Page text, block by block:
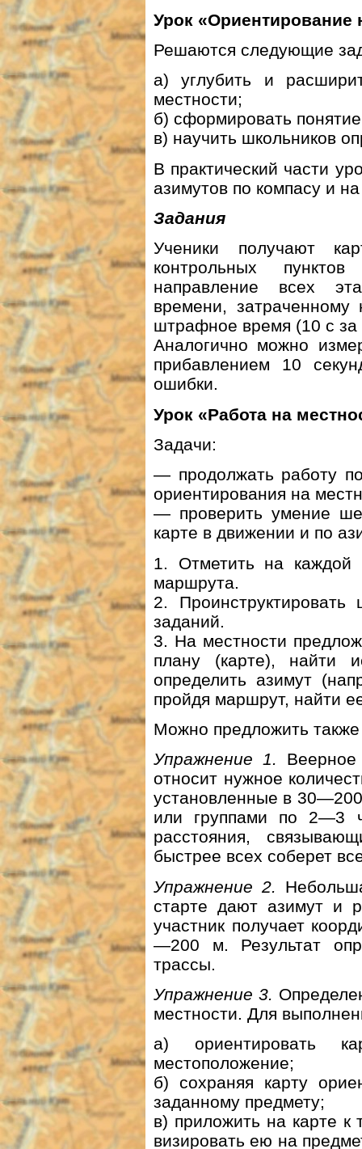
Урок «Ориентирование
Решаются следующие
а) углубить и
местности;
б) сформировать
в) научить школьников
В практический части
азимутов по компасу и
Задания
Ученики получают
контрольных
направление всех
времени, затраченному
штрафное время (10 с
Аналогично можно
прибавлением 10
ошибки.
Урок «Работа на
Задачи:
— продолжать работу
ориентирования на
— проверить умение
карте в движении и по
1. Отметить на каждой
маршрута.
2.
заданий.
3. На местности
плану (карте), найти
определить азимут
пройдя маршрут, найти
Можно предложить
Упражнение 1. Веерное
относит нужное
установленные в
или группами по 2—3
расстояния,
быстрее всех соберет
Упражнение 2.
старте дают азимут и
участник получает
—200 м. Результат
трассы.
Упражнение 3.
местности. Для
а) ориентировать
местоположение;
б) сохраняя карту
заданному предмету;
в) приложить на карте к
визировать ею на